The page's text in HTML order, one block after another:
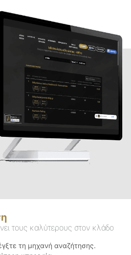
τους καλύτερους στον κλάδο
τη μηχανή αναζήτησης.